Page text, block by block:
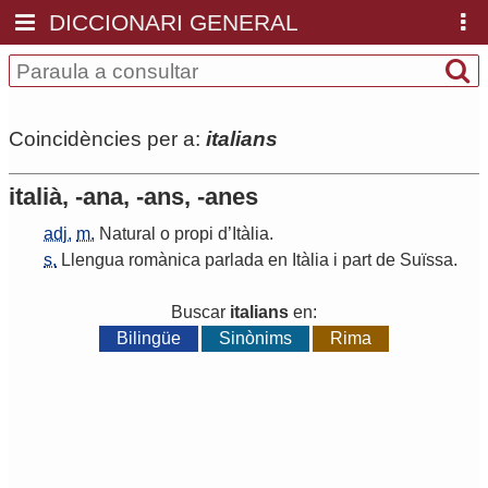
DICCIONARI GENERAL
Coincidències per a: italians
italià, -ana, -ans, -anes
adj. m. Natural o propi d’ Itàlia.
s. Llengua romànica parlada en Itàlia i part de Suïssa.
Buscar italians en:
Bilingüe
Sinònims Rima